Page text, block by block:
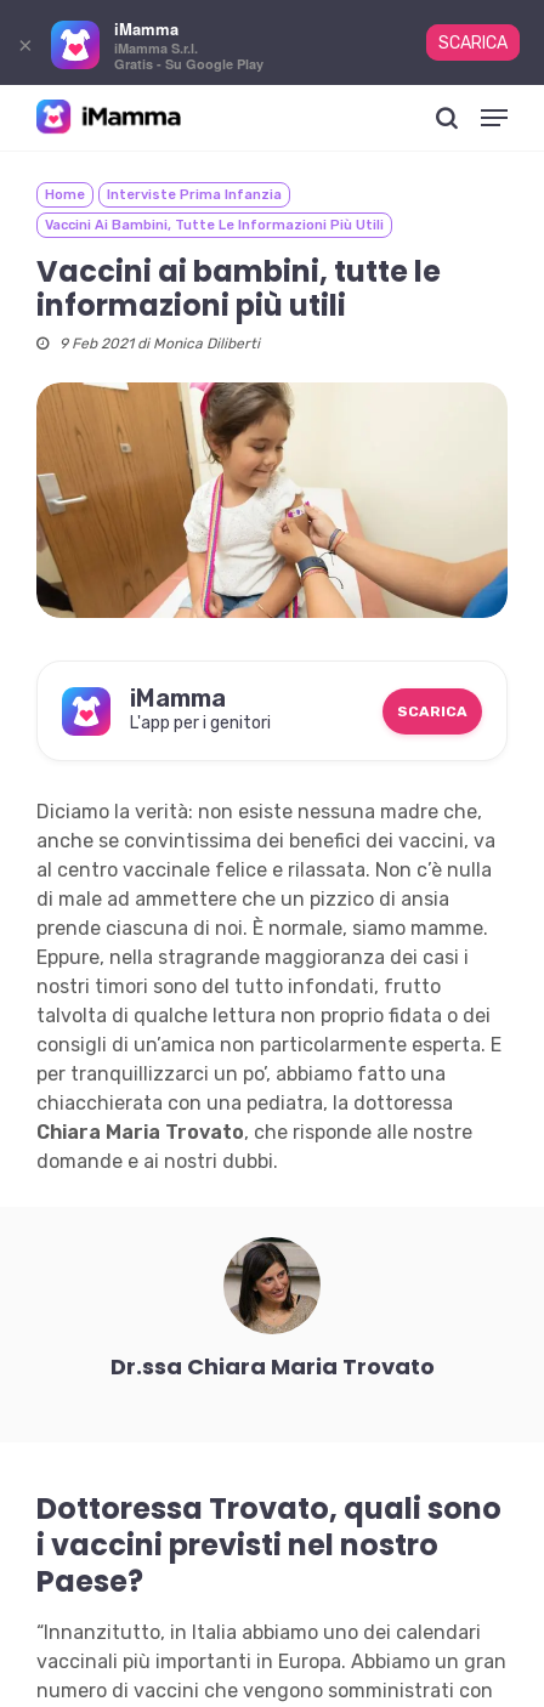
content
Menu
Home
Interviste Prima Infanzia
Vaccini Ai Bambini, Tutte Le Informazioni Più Utili
Vaccini ai bambini, tutte le
informazioni più utili
9 Feb 2021 di Monica Diliberti
iMamma
L'app per i genitori
SCARICA
Diciamo la verità: non esiste nessuna madre che,
anche se convintissima dei benefici dei vaccini, va
al centro vaccinale felice e rilassata. Non c’è nulla
di male ad ammettere che un pizzico di ansia
prende ciascuna di noi. È normale, siamo mamme.
Eppure, nella stragrande maggioranza dei casi i
nostri timori sono del tutto infondati, frutto
talvolta di qualche lettura non proprio fidata o dei
consigli di un’amica non particolarmente esperta. E
per tranquillizzarci un po’, abbiamo fatto una
chiacchierata con una pediatra, la dottoressa
Chiara Maria Trovato, che risponde alle nostre
domande e ai nostri dubbi.
Dr.ssa Chiara Maria Trovato
Dottoressa Trovato, quali sono
i vaccini previsti nel nostro
Paese?
“Innanzitutto, in Italia abbiamo uno dei calendari
vaccinali più importanti in Europa. Abbiamo un gran
numero di vaccini che vengono somministrati con
×
iMamma
iMamma S.r.l.
Gratis - Su Google Play
SCARICA